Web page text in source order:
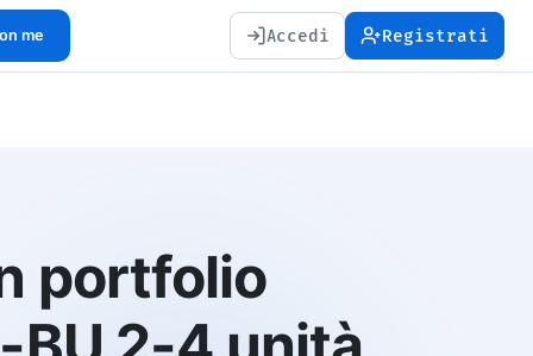
Accedi Registrati
me
portfolio